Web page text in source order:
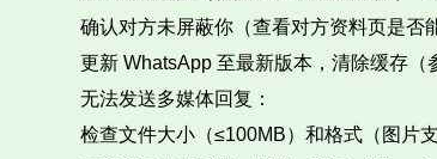
确认对方未屏蔽你（查看对方资料页是否
更新 WhatsApp 至最新版本，清除缓存（
无法发送多媒体回复：​
检查文件大小（≤100MB）和格式（图片